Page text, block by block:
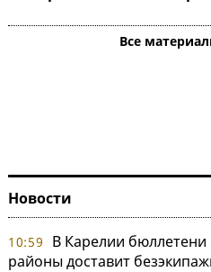
Все
Новости
10:59
В Карелии бюллетени
районы доставит